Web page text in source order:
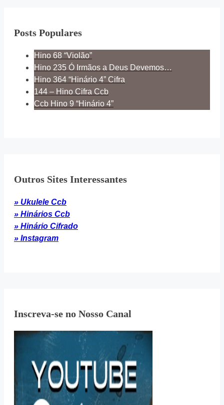
Posts Populares
Hino 68 “Violão”
Hino 235 Ó Irmãos a Deus Devemos…
Hino 364 “Hinário 4” Cifra
144 – Hino Cifra Ccb
Ccb Hino 9 “Hinário 4”
Outros Sites Interessantes
» Ukulele Ccb
» Hinários Ccb
» Hinário Cifrado
» Instagram
Inscreva-se no Nosso Canal